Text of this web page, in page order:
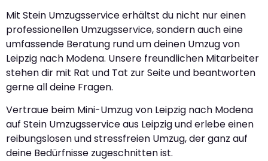
Mit Stein Umzugsservice erhältst du nicht nur einen
professionellen Umzugsservice, sondern auch eine
umfassende Beratung rund um deinen Umzug von
Leipzig nach Modena. Unsere freundlichen Mitarbeiter
stehen dir mit Rat und Tat zur Seite und beantworten
gerne all deine Fragen.
Vertraue beim Mini-Umzug von Leipzig nach Modena
auf Stein Umzugsservice aus Leipzig und erlebe einen
reibungslosen und stressfreien Umzug, der ganz auf
deine Bedürfnisse zugeschnitten ist.